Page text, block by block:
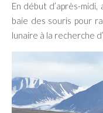
En début d’après-
baie des souris pour
lunaire à la recherche